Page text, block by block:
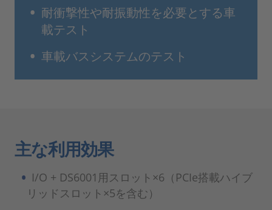
耐衝撃性や耐振動性を必要とする車
載テスト
車載バスシステムのテスト
主な利用効果
I/O + DS6001用スロット×6（PCIe搭載ハイブ
リッドスロット×5を含む）